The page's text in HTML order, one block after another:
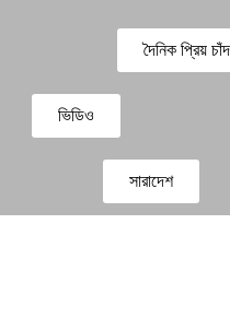
দৈনিক প্রিয়
ভিডিও
সারাদেশ